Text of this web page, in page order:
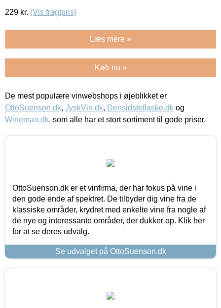
229 kr. (Vis fragtpris)
Læs mere »
Køb nu »
De mest populære vinwebshops i øjeblikket er
OttoSuenson.dk, JyskVin.dk, Densidsteflaske.dk og
Wineman.dk, som alle har et stort sortiment til gode priser.
OttoSuenson.dk er et vinfirma, der har fokus på vine i
den gode ende af spektret. De tilbyder dig vine fra de
klassiske områder, krydret med enkelte vine fra nogle af
de nye og interessante områder, der dukker op. Klik her
for at se deres udvalg.
Se udvalget på OttoSuenson.dk